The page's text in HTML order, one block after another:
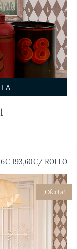
193,60€/ ROLLO
¡Oferta!